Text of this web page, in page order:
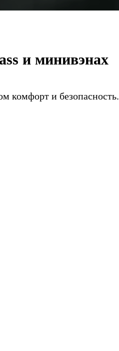
и минивэнах
комфорт и безопасность.